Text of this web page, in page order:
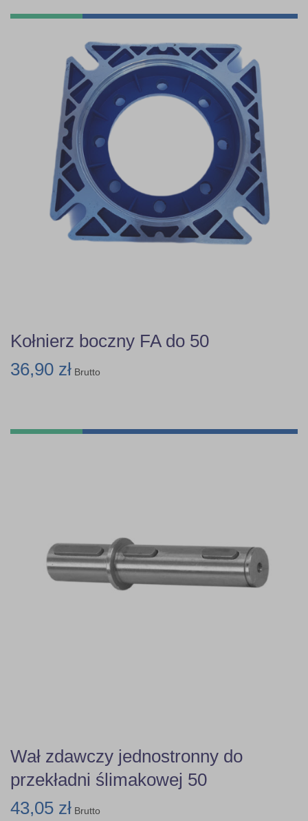
Kołnierz boczny FA do 50
36,90 zł Brutto
Wał zdawczy jednostronny do
przekładni ślimakowej 50
43,05 zł Brutto